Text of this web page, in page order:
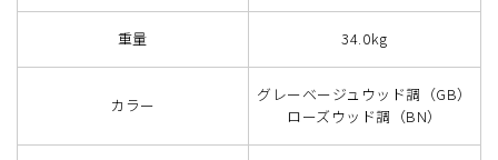
重量 34.0kg
カラー
グレーベージュウッド調（GB）
ローズウッド調（BN）